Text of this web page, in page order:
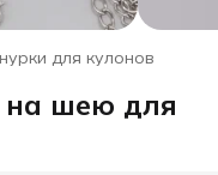
для кулонов
на шею для